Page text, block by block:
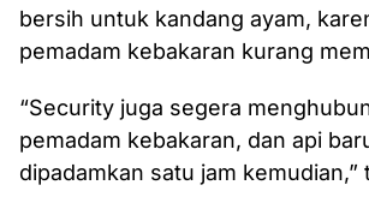
bersih untuk kandang ayam,
pemadam kebakaran kurang
“Security juga segera
pemadam kebakaran, dan api
dipadamkan satu jam kemudian,”